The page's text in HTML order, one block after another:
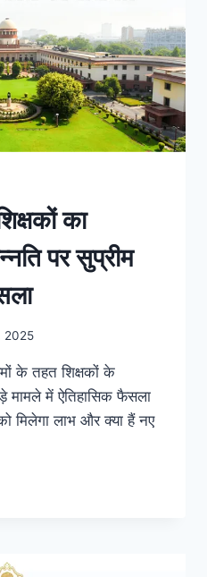
का
पर सुप्रीम
2025
के तहत शिक्षकों के
मामले में ऐतिहासिक फैसला
मिलेगा लाभ और क्या हैं नए